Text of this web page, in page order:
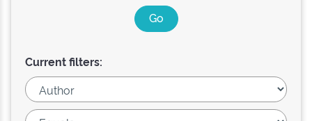
Current filters: